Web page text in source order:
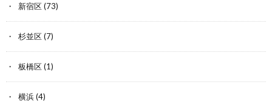
新宿区(73)
杉並区(7)
板橋区(1)
横浜(4)